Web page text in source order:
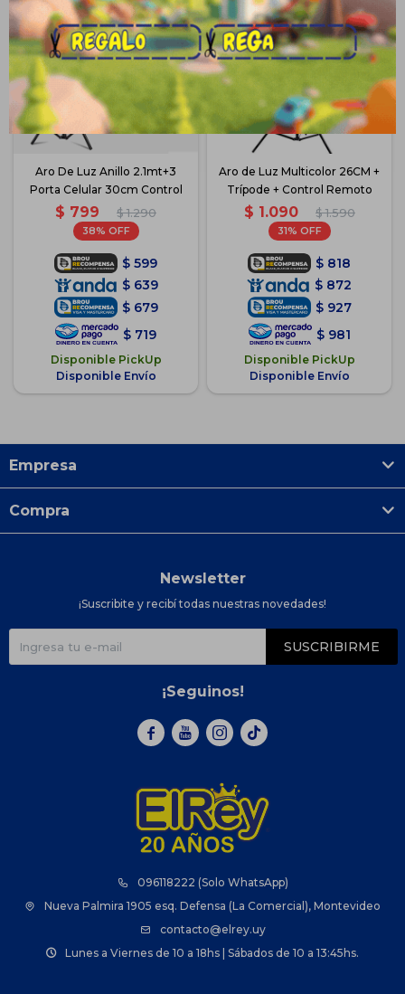
Aro De Luz Anillo 2.1mt+3
Porta Celular 30cm Control
$ 799 $ 1.290
38
$ 599
$ 639
$ 679
$ 719
Disponible PickUp
Disponible Envío
Aro de Luz Multicolor 26CM +
Trípode + Control Remoto
$ 1.090 $ 1.590
31
$ 818
$ 872
$ 927
$ 981
Disponible PickUp
Disponible Envío
096118222 (Solo WhatsApp)
Nueva Palmira 1905 esq. Defensa (La Comercial), Montevideo
contacto@elrey.uy
Lunes a Viernes de 10 a 18hs | Sábados de 10 a 13:45hs.
Empresa
Compra
Newsletter
¡Suscribite y recibí todas nuestras novedades!
SUSCRIBIRME
¡Seguinos!
  